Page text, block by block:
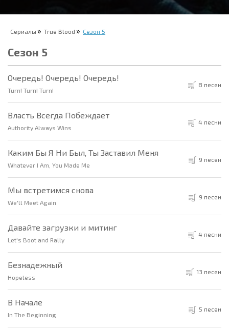
Сериалы True Blood Сезон 5
Сезон 5
Очередь! Очередь! Очередь!
Turn! Turn! Turn!
8 песен
Власть Всегда Побеждает
Authority Always Wins
4 песни
Каким Бы Я Ни Был, Ты Заставил Меня
Whatever I Am, You Made Me
9 песен
Мы встретимся снова
We'll Meet Again
9 песен
Давайте загрузки и митинг
Let's Boot and Rally
4 песни
Безнадежный
Hopeless
13 песен
В Начале
In The Beginning
5 песен